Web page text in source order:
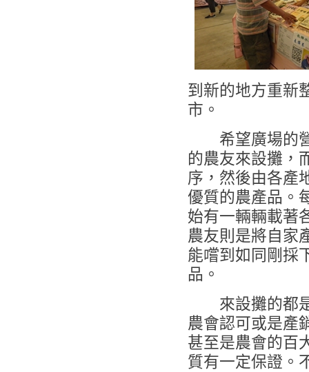
到新的地方重新
市。
希望廣場的營
的農友來設攤，
序，然後由各產
優質的農產品。
始有一輛輛載著
農友則是將自家
能嚐到如同剛採
品。
來設攤的都
農會認可或是產
甚至是農會的百
質有一定保證。